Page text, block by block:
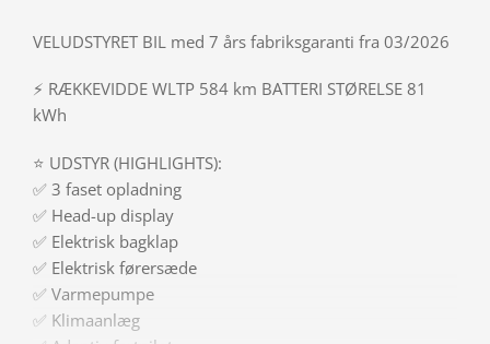
VELUDSTYRET BIL med 7 års fabriksgaranti fra 03/2026
⚡ RÆKKEVIDDE WLTP 584 km BATTERI STØRELSE 81
kWh
⭐ UDSTYR (HIGHLIGHTS):
✅ 3 faset opladning
✅ Head-up display
✅ Elektrisk bagklap
✅ Elektrisk førersæde
✅ Varmepumpe
✅ Klimaanlæg